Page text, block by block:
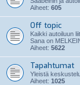
Aiheet: 605
Off topic
Kaikki autoiluun
Sana on
Aiheet: 5622
Tapahtumat
Yleistä
Aiheet: 1025